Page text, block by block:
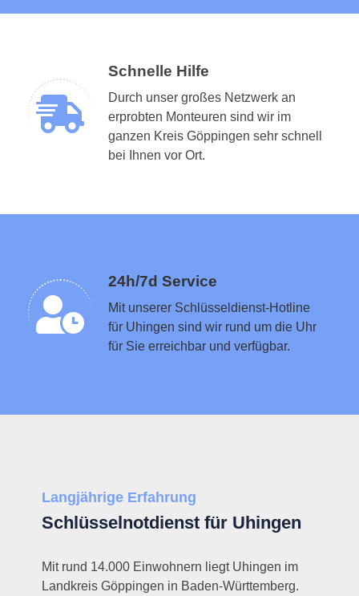
Schnelle Hilfe
Durch unser großes Netzwerk an
erprobten Monteuren sind wir im
ganzen Kreis Göppingen sehr schnell
bei Ihnen vor Ort.
24h/7d Service
Mit unserer Schlüsseldienst-Hotline
für Uhingen sind wir rund um die Uhr
für Sie erreichbar und verfügbar.
Schlüsseldienst in der Nähe vermitteln
Langjährige Erfahrung
Schlüsselnotdienst für Uhingen
Mit rund 14.000 Einwohnern liegt Uhingen im
Landkreis Göppingen in Baden-Württemberg.